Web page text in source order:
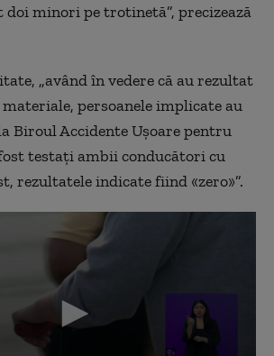
minori pe trotinetă”, precizează
„având în vedere că au rezultat
persoanele implicate au
Biroul Accidente Ușoare pentru
testați ambii conducători cu
rezultatele indicate fiind «zero»”.